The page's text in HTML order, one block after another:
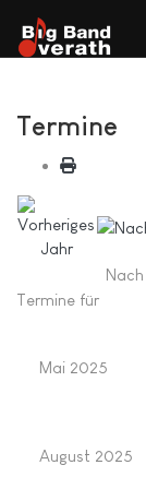
Termine
Termine für
Mai 2025
August 2025